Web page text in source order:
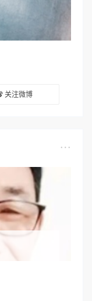
关注微博